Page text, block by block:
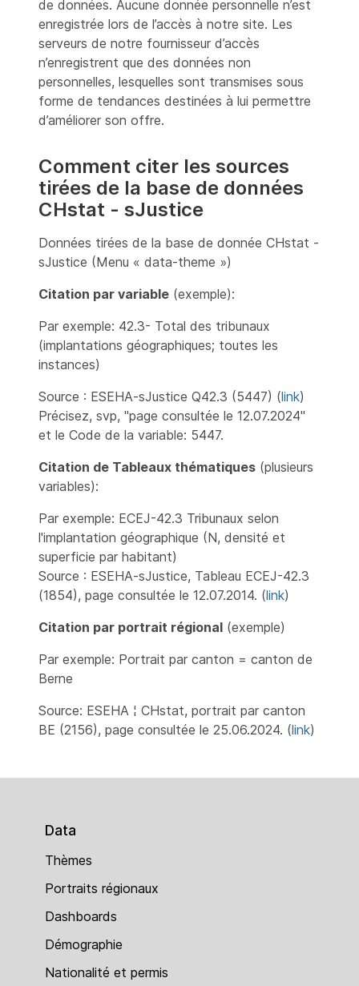
de données. Aucune donnée personnelle n’est
enregistrée lors de l’accès à notre site. Les
serveurs de notre fournisseur d’accès
n’enregistrent que des données non
personnelles, lesquelles sont transmises sous
forme de tendances destinées à lui permettre
d’améliorer son offre.
Comment citer les sources
tirées de la base de données
CHstat - sJustice
Données tirées de la base de donnée CHstat -
sJustice (Menu « data-theme »)
Citation par variable (exemple):
Par exemple: 42.3- Total des tribunaux
(implantations géographiques; toutes les
instances)
Source : ESEHA-sJustice Q42.3 (5447) (link)
Précisez, svp, "page consultée le 12.07.2024"
et le Code de la variable: 5447.
Citation de Tableaux thématiques (plusieurs
variables):
Par exemple: ECEJ-42.3 Tribunaux selon
l'implantation géographique (N, densité et
superficie par habitant)
Source : ESEHA-sJustice, Tableau ECEJ-42.3
(1854), page consultée le 12.07.2014. (link)
Citation par portrait régional (exemple)
Par exemple: Portrait par canton = canton de
Berne
Source: ESEHA ¦ CHstat, portrait par canton
BE (2156), page consultée le 25.06.2024. (link)
Data
Thèmes
Portraits régionaux
Dashboards
Démographie
Nationalité et permis